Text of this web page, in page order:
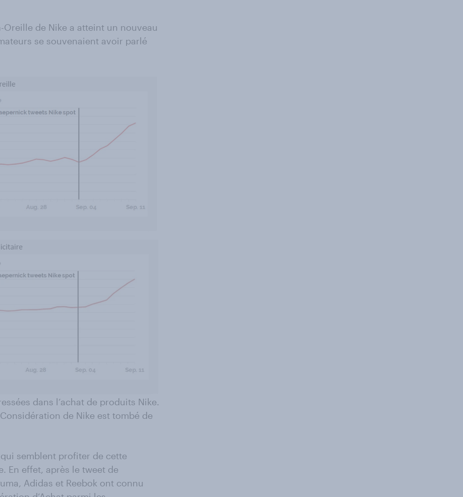
Oreille de Nike a atteint un nouveau
se souvenaient avoir parlé
dans l’achat de produits Nike.
de Nike est tombé de
semblent profiter de cette
En effet, après le tweet de
Adidas et Reebok ont connu